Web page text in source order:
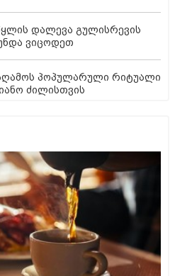
დალევა გულისრევის
ვიცოდეთ
პოპულარული რიტუალი
ძილისთვის